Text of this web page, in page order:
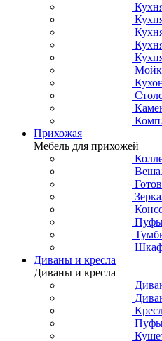
Прихожая
Мебель для прихожей
Пуфы
Диваны и кресла
Диваны и кресла
Пуфы